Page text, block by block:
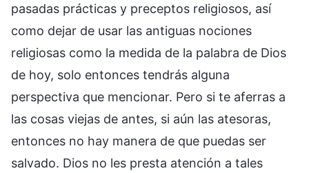
pasadas prácticas y preceptos religiosos, así
como dejar de usar las antiguas nociones
religiosas como la medida de la palabra de Dios
de hoy, solo entonces tendrás alguna
perspectiva que mencionar. Pero si te aferras a
las cosas viejas de antes, si aún las atesoras,
entonces no hay manera de que puedas ser
salvado. Dios no les presta atención a tales